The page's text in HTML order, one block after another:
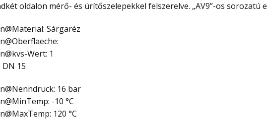
oldalon mérő- és ürítőszelepekkel felszerelve. „AV9”-os
Sárgaréz
Wert: 1
DN 15
16 bar
-10 °C
120 °C